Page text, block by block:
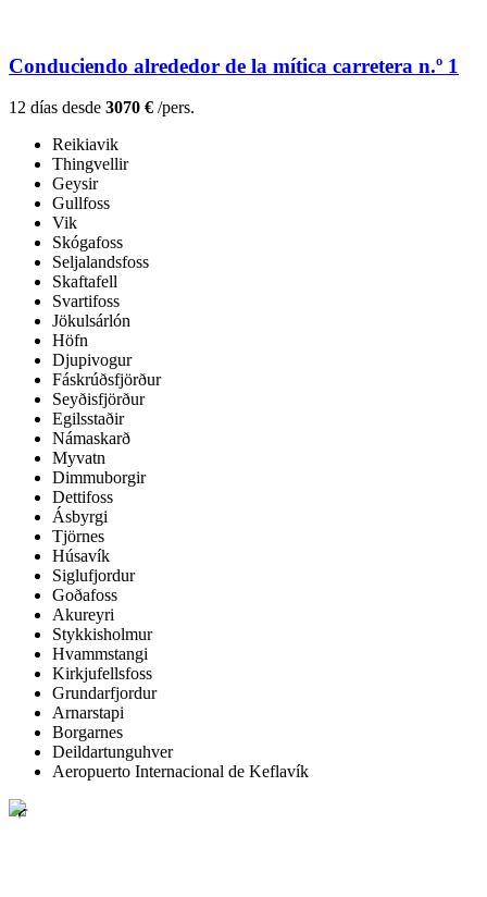
Conduciendo alrededor de la mítica carretera n.º 1
12 días desde 3070 € /pers.
Reikiavik
Thingvellir
Geysir
Gullfoss
Vik
Skógafoss
Seljalandsfoss
Skaftafell
Svartifoss
Jökulsárlón
Höfn
Djupivogur
Fáskrúðsfjörður
Seyðisfjörður
Egilsstaðir
Námaskarð
Myvatn
Dimmuborgir
Dettifoss
Ásbyrgi
Tjörnes
Húsavík
Siglufjordur
Goðafoss
Akureyri
Stykkisholmur
Hvammstangi
Kirkjufellsfoss
Grundarfjordur
Arnarstapi
Borgarnes
Deildartunguhver
Aeropuerto Internacional de Keflavík